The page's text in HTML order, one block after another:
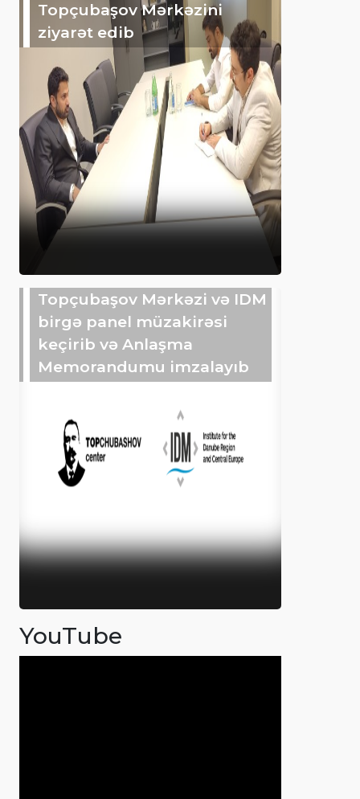
Topçubaşov Mərkəzini
ziyarət edib
Topçubaşov Mərkəzi və IDM
birgə panel müzakirəsi
keçirib və Anlaşma
Memorandumu imzalayıb
YouTube